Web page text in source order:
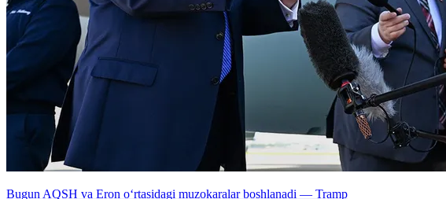
Bugun AQSH va Eron o‘rtasidagi muzokaralar boshlanadi — Tramp